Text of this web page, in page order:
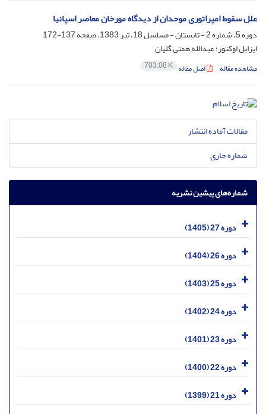
علل سقوط امپراتورى موحدان از دیدگاه مورخان معاصر اسپانیا
دوره 5، شماره 2 - تابستان - مسلسل 18، تیر 1383، صفحه
137-172
ایزابل اوکنور؛ عبدالله همتی گلیان
مشاهده مقاله اصل مقاله 703.08 K
مقالات آماده انتشار
شماره جاری
شماره‌های پیشین نشریه
دوره 27 (1405)
دوره 26 (1404)
دوره 25 (1403)
دوره 24 (1402)
دوره 23 (1401)
دوره 22 (1400)
دوره 21 (1399)